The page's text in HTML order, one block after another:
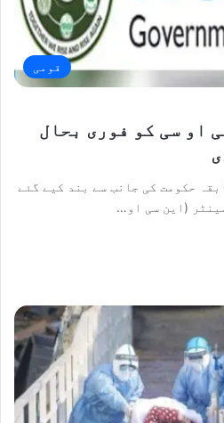
قومی
او سی کو فوری بحال
حکومت کی جانب سے بند کیے گئے
(این سی او…